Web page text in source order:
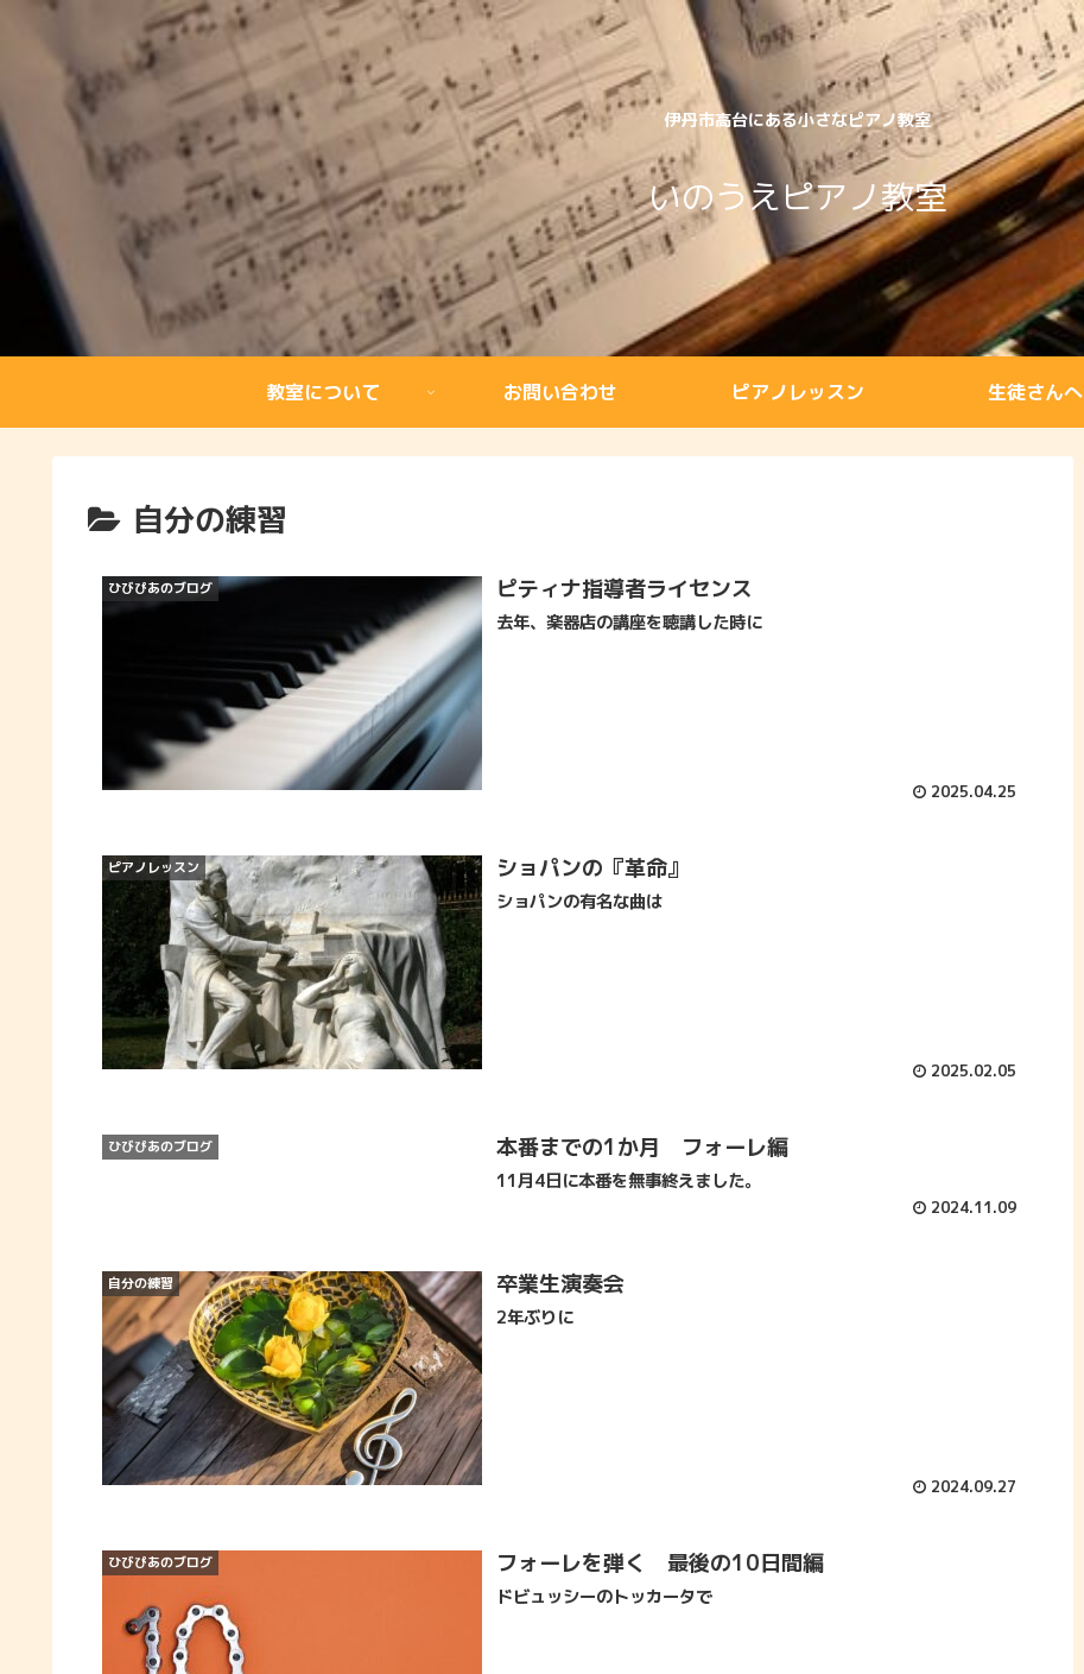
伊丹市高台にある小さなピアノ教室
いのうえピアノ教室
教室について お問い合わせ ピアノレッスン 生徒さんへ
自分の練習
ひびぴあのブログ ピティナ指導者ライセンス
去年、楽器店の講座を聴講した時に
2025.04.25
ピアノレッスン ショパンの『革命』
ショパンの有名な曲は
2025.02.05
ひびぴあのブログ 本番までの1か月 フォーレ編
11月4日に本番を無事終えました。
2024.11.09
自分の練習 卒業生演奏会
2年ぶりに
2024.09.27
ひびぴあのブログ フォーレを弾く 最後の10日間編
ドビュッシーのトッカータで